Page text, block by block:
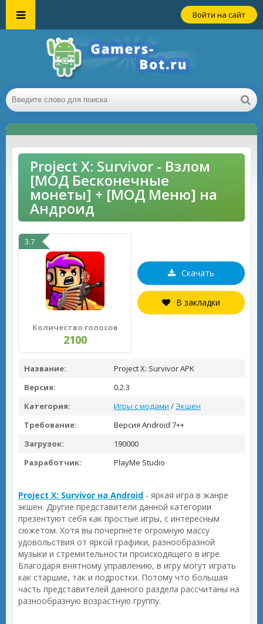
Войти на сайт
Project X: Survivor - Взлом
[МОД Бесконечные
монеты] + [МОД Меню] на
Андроид
3.7
Количество голосов
2100
Скачать
В закладки
Название:
Project X: Survivor APK
Версия:
0.2.3
Категория:
Игры с модами / Экшен
Требование:
Версия Android 7++
Загрузок:
190000
Разработчик:
PlayMe Studio
Project X: Survivor на Android - яркая игра в жанре
экшен. Другие представители данной категории
презентуют себя как простые игры, с интересным
сюжетом. Хотя вы почерпнёте огромную массу
удовольствия от яркой графики, разнообразной
музыки и стремительности происходящего в игре.
Благодаря внятному управлению, в игру могут играть
как старшие, так и подростки. Потому что большая
часть представителей данного раздела рассчитаны на
разнообразную возрастную группу.